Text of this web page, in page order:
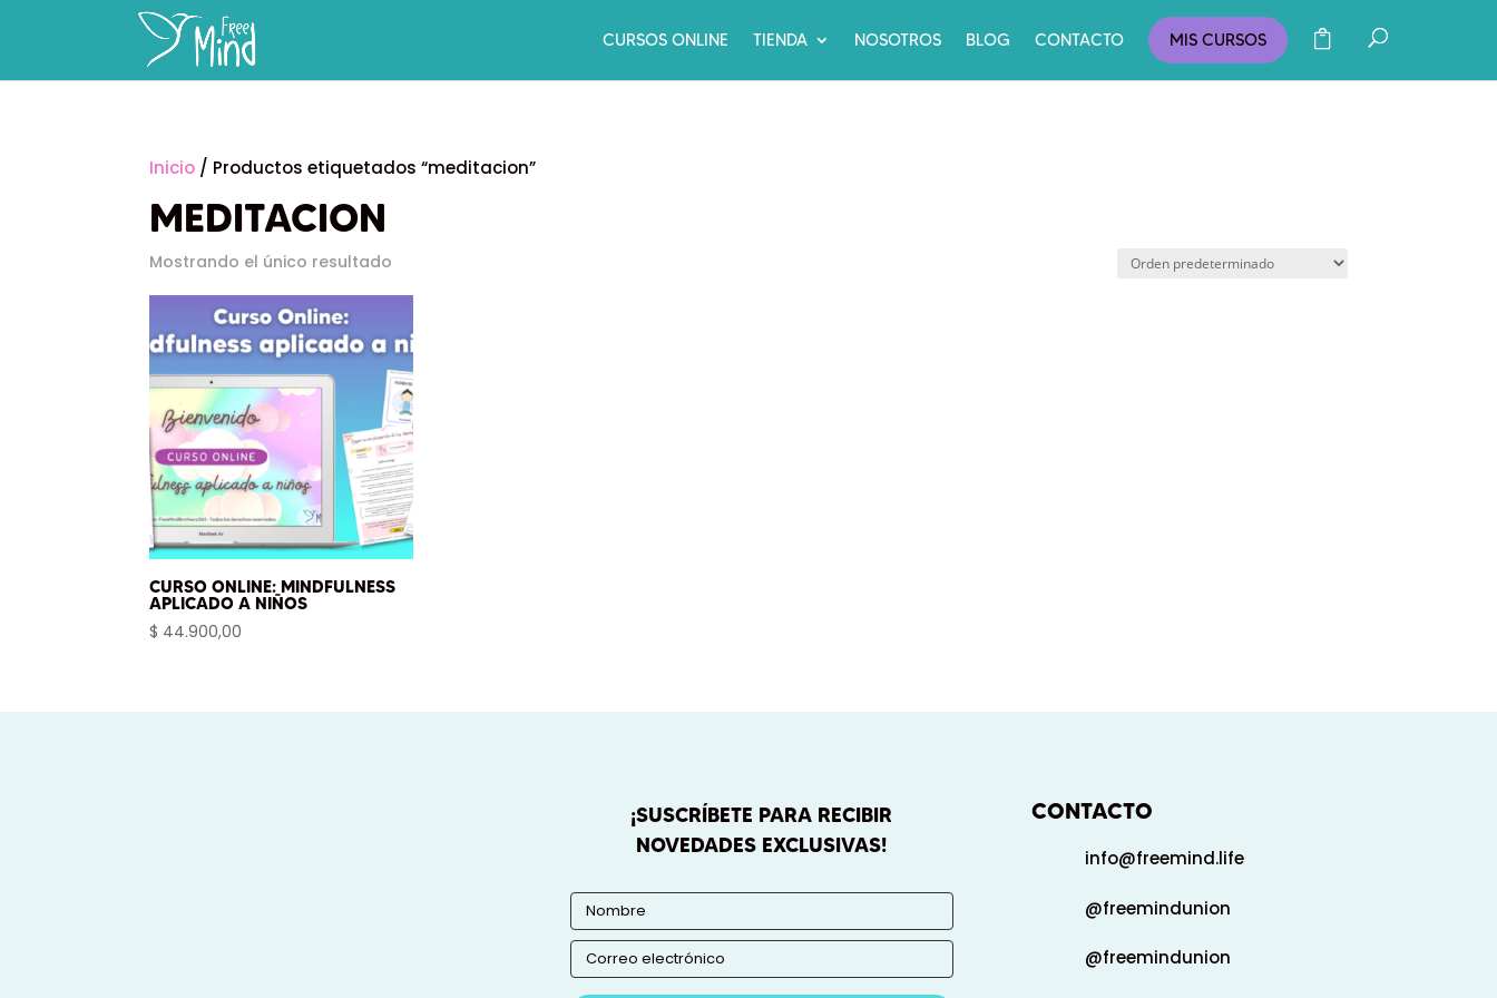
CURSOS ONLINE TIENDA NOSOTROS BLOG CONTACTO MIS CURSOS
Inicio / Productos etiquetados “meditacion”
MEDITACION
Mostrando el único resultado
CURSO ONLINE: MINDFULNESS
APLICADO A NIÑOS
$ 44.900,00
¡SUSCRÍBETE PARA RECIBIR
NOVEDADES EXCLUSIVAS!
CONTACTO
info@freemind.life
@freemindunion
@freemindunion